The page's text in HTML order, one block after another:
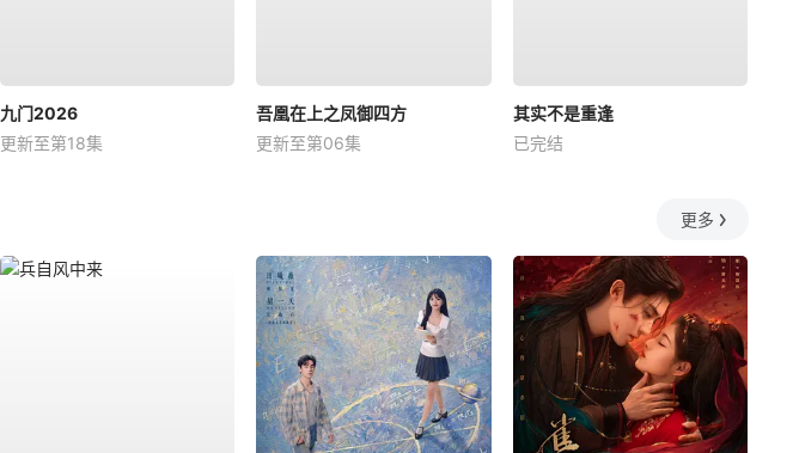
九门2026
更新至第18集
吾凰在上之凤御四方
更新至第06集
其实不是重逢
已完结
更多